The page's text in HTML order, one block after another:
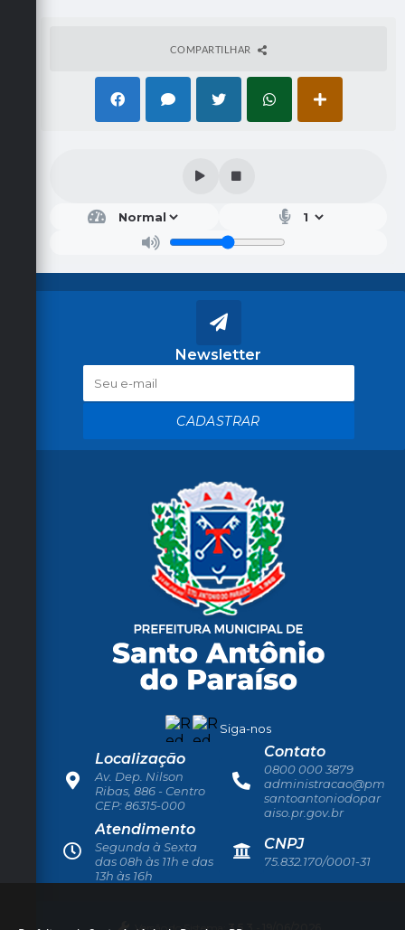
COMPARTILHAR
Newsletter
CADASTRAR
Siga-nos
Localização
Av. Dep. Nilson
Ribas, 886 - Centro
CEP: 86315-000
Contato
0800 000 3879
administracao@pm
santoantoniodopar
aiso.pr.gov.br
Atendimento
Segunda à Sexta
das 08h às 11h e das
13h às 16h
CNPJ
75.832.170/0001-31